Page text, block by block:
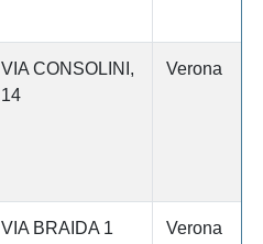
VIA CONSOLINI,
14
Verona
VIA BRAIDA 1 Verona